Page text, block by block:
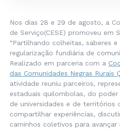
Nos dias 28 e 29 de agosto, a
de Serviço(CESE) promoveu em
“Partilhando colheitas, saberes
regularização fundiária de
Realizado em parceria com a
das Comunidades Negras Rurais
atividade reuniu parceiros,
estaduais quilombolas, do poder
de universidades e de territórios
compartilhar experiências,
caminhos coletivos para